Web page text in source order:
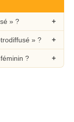
» ?
» ?
?